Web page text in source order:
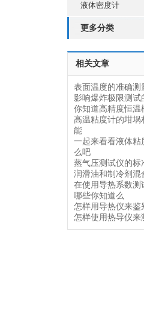
液体密度计
更多分类
相关文章
表面温度的准确测
影响爆炸极限测试
你知道高精度恒温
高温粘度计的坩埚
能
一起来看看液体粘
么吧
蒸气压测试仪的标
润滑油和制冷剂混
在使用导热系数测
哪些你知道么
怎样用导热仪来鉴
怎样使用热导仪来